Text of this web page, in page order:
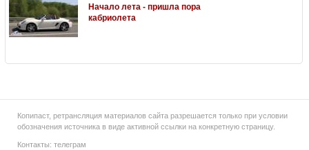
Начало лета - пришла пора
кабриолета
Копипаст, ретрансляция материалов сайта разрешается только при условии
обозначения источника в виде активной ссылки на конкретную страницу.
Контакты: телеграм